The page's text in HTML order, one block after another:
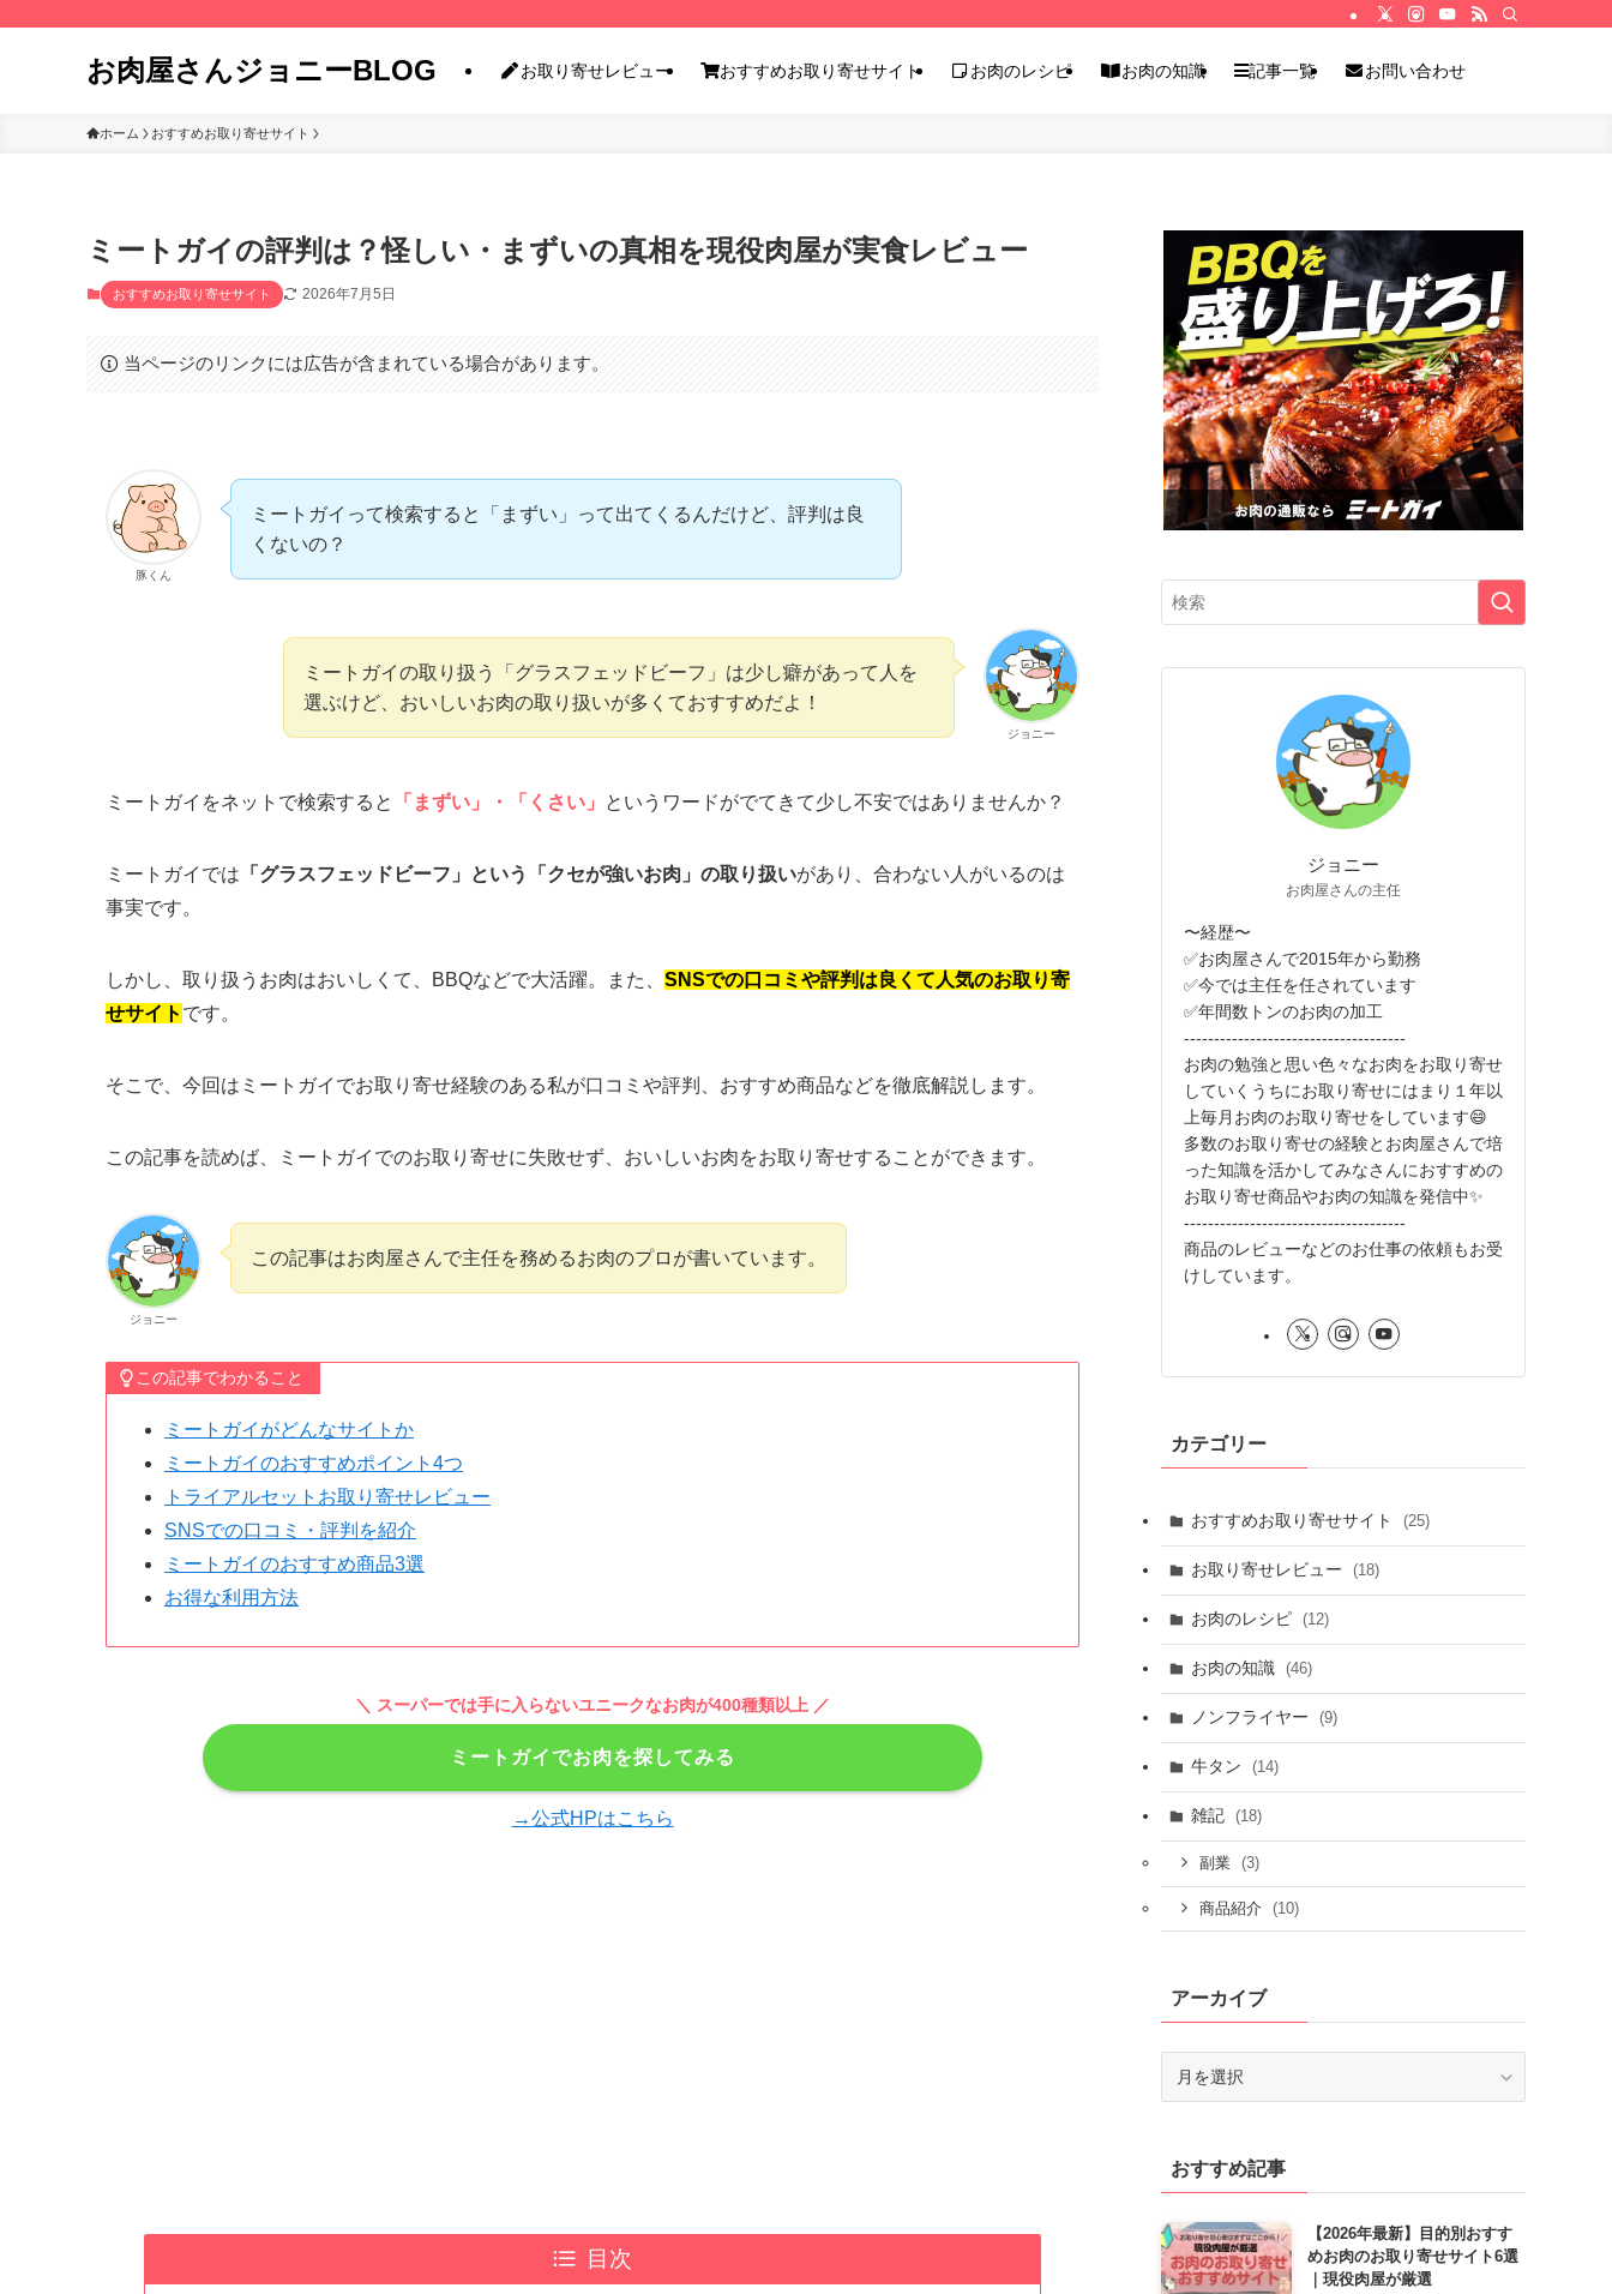
お肉屋さんジョニーBLOG お取り寄せレビュー おすすめお取り寄せサイト お肉のレシピ お肉の知識 記事一覧 お問い合わせ
ホーム おすすめお取り寄せサイト
ミートガイの評判は？怪しい・まずいの真相を現役肉屋が実食レビュー
おすすめお取り寄せサイト 2026年7月5日
当ページのリンクには広告が含まれている場合があります。
豚くん
ミートガイって検索すると「まずい」って出てくるんだけど、評判は良
くないの？
ジョニー
ミートガイの取り扱う「グラスフェッドビーフ」は少し癖があって人を
選ぶけど、おいしいお肉の取り扱いが多くておすすめだよ！
ミートガイをネットで検索すると 「まずい」・「くさい」 というワードがでてきて少し不安ではありませんか？
ミートガイでは 「グラスフェッドビーフ」という 「クセが強いお肉」の取り扱いがあり、合わない人がいるのは
事実です。
しかし、取り扱うお肉はおいしくて、BBQなどで大活躍。また、 SNSでの口コミや評判は良くて人気のお取り寄
せサイト です。
そこで、今回はミートガイでお取り寄せ経験のある私が口コミや評判、おすすめ商品などを徹底解説します。
この記事を読めば、ミートガイでのお取り寄せに失敗せず、おいしいお肉をお取り寄せすることができます。
ジョニー
この記事はお肉屋さんで主任を務めるお肉のプロが書いています。
この記事でわかること
ミートガイがどんなサイトか
ミートガイのおすすめポイント4つ
トライアルセットお取り寄せレビュー
SNSでの口コミ・評判を紹介
ミートガイのおすすめ商品3選
お得な利用方法
＼ スーパーでは手に入らないユニークなお肉が400種類以上 ／
ミートガイでお肉を探してみる
→公式HPはこちら
目次
ジョニー
お肉屋さんの主任
〜経歴〜
✅お肉屋さんで2015年から勤務
✅今では主任を任されています
✅年間数トンのお肉の加工
-------------------------------------
お肉の勉強と思い色々なお肉をお取り寄せ
していくうちにお取り寄せにはまり１年以
上毎月お肉のお取り寄せをしています😄
多数のお取り寄せの経験とお肉屋さんで培
った知識を活かしてみなさんにおすすめの
お取り寄せ商品やお肉の知識を発信中✨
-------------------------------------
商品のレビューなどのお仕事の依頼もお受
けしています。
カテゴリー
おすすめお取り寄せサイト (25)
お取り寄せレビュー (18)
お肉のレシピ (12)
お肉の知識 (46)
ノンフライヤー (9)
牛タン (14)
雑記 (18)
副業 (3)
商品紹介 (10)
アーカイブ
ブおすすめ記事
【2026年最新】目的別おすす
めお肉のお取り寄せサイト6選
｜現役肉屋が厳選